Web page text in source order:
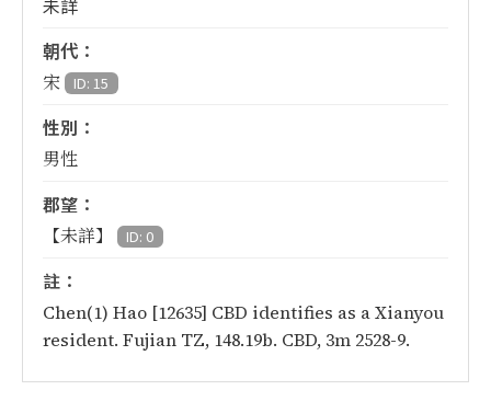
未詳
朝代：
宋 ID: 15
性別：
男性
郡望：
【未詳】 ID: 0
註：
Chen(1) Hao [12635] CBD identifies as a Xianyou
resident. Fujian TZ, 148.19b. CBD, 3m 2528-9.